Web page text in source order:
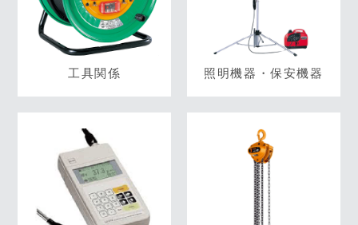
工具関係 照明機器・保安機器